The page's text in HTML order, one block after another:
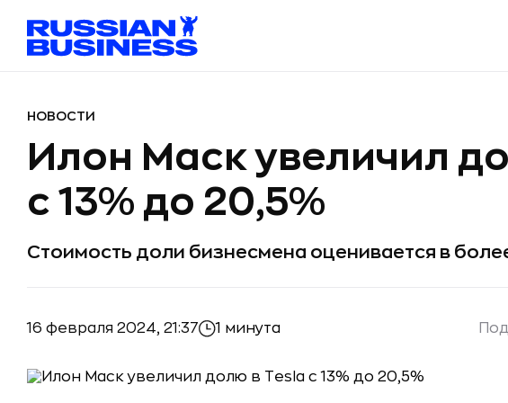
НОВОСТИ
Илон Маск увеличил
с 13% до 20,5%
Стоимость доли бизнесмена оценивается в
16 февраля 2024, 21:37 1 минута